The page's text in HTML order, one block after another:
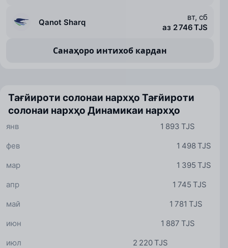
Qanot Sharq
вт, сб
аз 2 746 TJS
Санаҳоро интихоб кардан
Тағйироти солонаи нархҳо Тағйироти
солонаи нархҳо Динамикаи нархҳо
1 893 TJS
янв
1 498 TJS
фев
1 395 TJS
мар
1 745 TJS
апр
1 781 TJS
май
1 887 TJS
июн
2 220 TJS
июл